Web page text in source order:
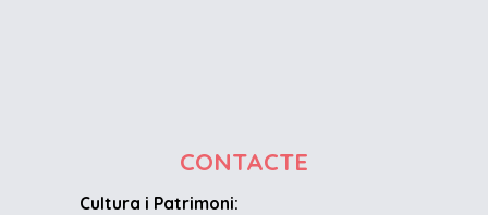
CONTACTE
Cultura i Patrimoni: